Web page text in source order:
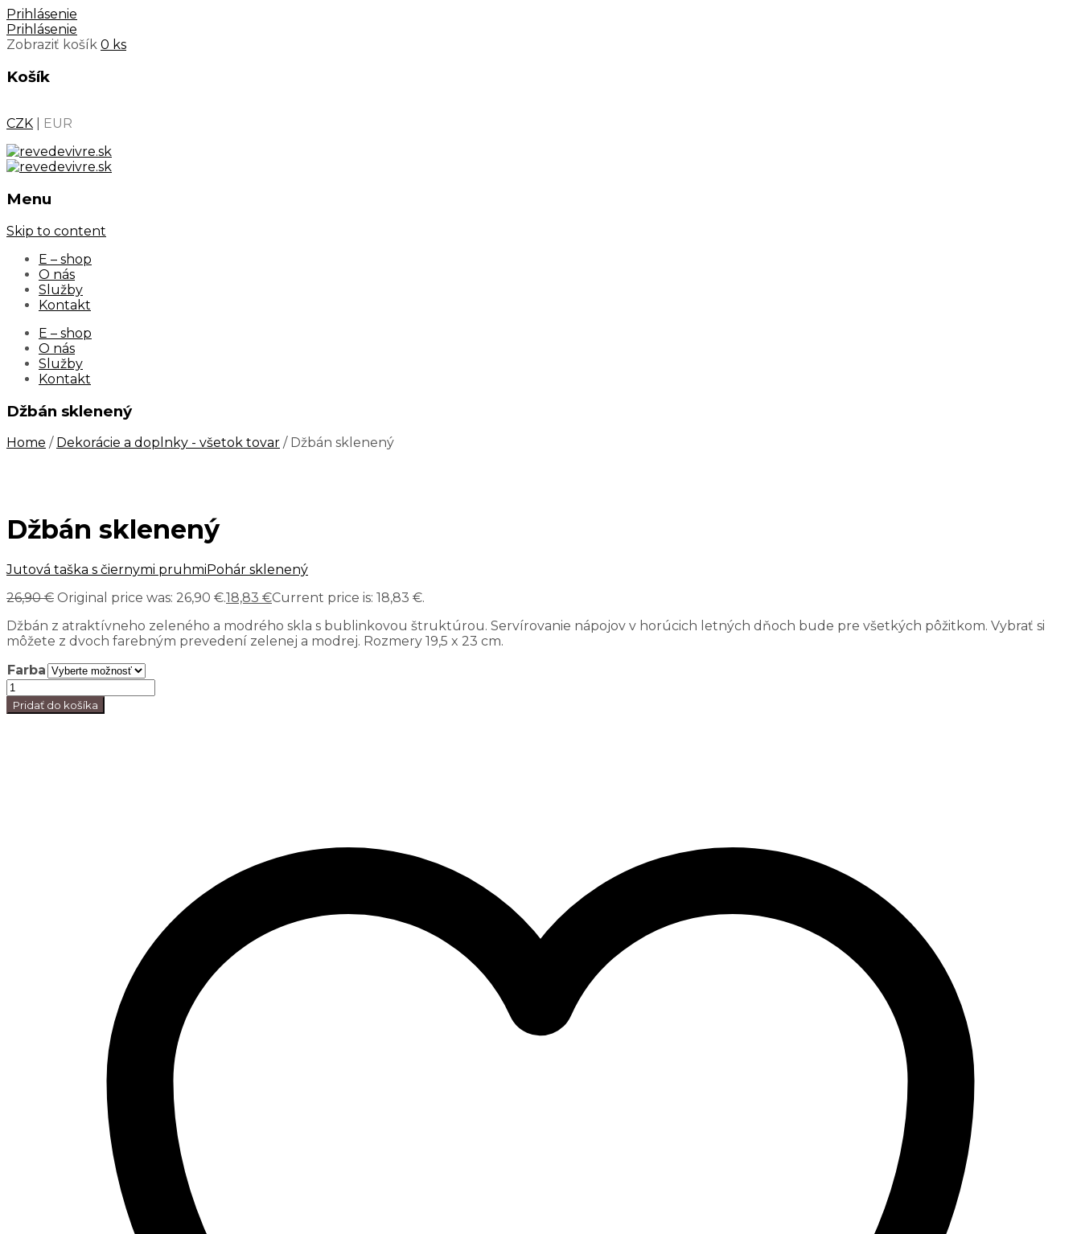
Prihlásenie
Prihlásenie
Zobraziť košík 0 ks
Košík
CZK EUR
Menu
Skip to content
E – shop
O nás
Služby
Kontakt
E – shop
O nás
Služby
Kontakt
Džbán sklenený
Home / Dekorácie a doplnky - všetok tovar / Džbán sklenený
Džbán sklenený
Jutová taška s čiernymi pruhmi Pohár sklenený
26,90€ Original price was: 26,90 €.18,83 €Current price is: 18,83 €.
Džbán z atraktívneho zeleného a modrého skla s bublinkovou štruktúrou. Servírovanie nápojov v horúcich letných dňoch bude pre všetkých pôžitkom. Vybrať si
môžete z dvoch farebným prevedení zelenej a modrej. Rozmery 19,5 x 23 cm.
Farba
Pridať do košíka